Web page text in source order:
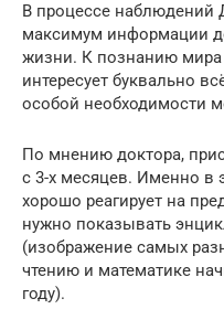
В процессе
максимум информации
жизни. К познанию
интересует буквально
особой необходимости
По мнению доктора,
с 3-х месяцев. Именно в
хорошо реагирует на
нужно показывать
(изображение самых
чтению и математике
году).